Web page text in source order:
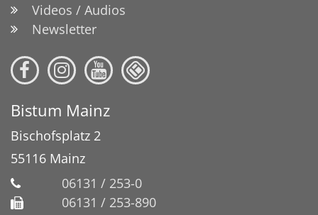
Videos / Audios
Newsletter
Bistum Mainz
Bischofsplatz 2
55116 Mainz
06131 / 253-0
06131 / 253-890